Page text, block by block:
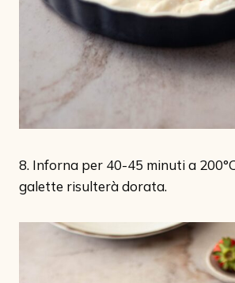
8. Inforna per 40-45 minuti a
galette risulterà dorata.